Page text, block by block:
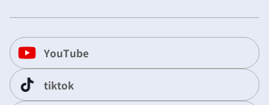
YouTube
tiktok